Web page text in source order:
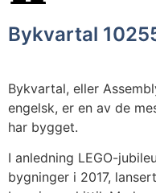
Bykvartal
Bykvartal, eller
engelsk, er en av de
har bygget.
I anledning LEGO-
bygninger i 2017,